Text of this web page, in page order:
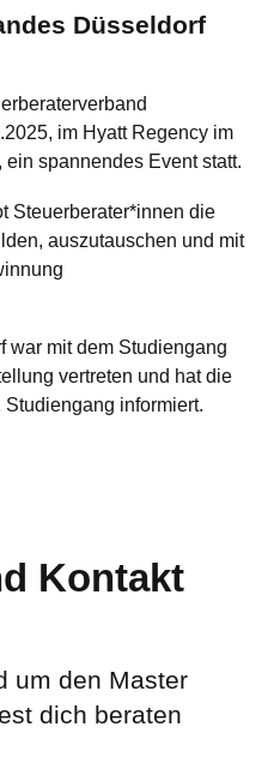
Düsseldorf
im Hyatt Regency im
spannendes Event statt.
Steuerberater*innen die
auszutauschen und mit
war mit dem Studiengang
vertreten und hat die
informiert.
Kontakt
um den Master
dich beraten